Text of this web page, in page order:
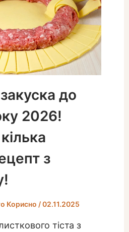
до
2026!
з
Корисно /02.11.2025
тіста з